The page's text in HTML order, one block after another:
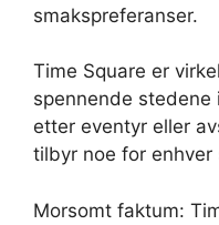
smakspreferanser.
Time Square er
spennende stedene
etter eventyr eller
tilbyr noe for enhver
Morsomt faktum: